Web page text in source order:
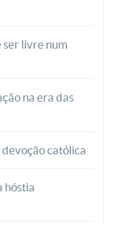
livre num
na era das
católica
hóstia